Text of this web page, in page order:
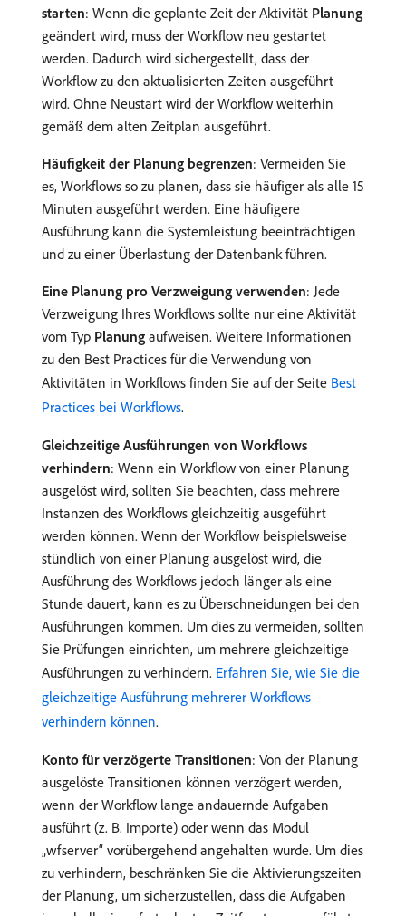
starten: Wenn die geplante Zeit der Aktivität Planung
geändert wird, muss der Workflow neu gestartet
werden. Dadurch wird sichergestellt, dass der
Workflow zu den aktualisierten Zeiten ausgeführt
wird. Ohne Neustart wird der Workflow weiterhin
gemäß dem alten Zeitplan ausgeführt.
Häufigkeit der Planung begrenzen: Vermeiden Sie
es, Workflows so zu planen, dass sie häufiger als alle 15
Minuten ausgeführt werden. Eine häufigere
Ausführung kann die Systemleistung beeinträchtigen
und zu einer Überlastung der Datenbank führen.
Eine Planung pro Verzweigung verwenden: Jede
Verzweigung Ihres Workflows sollte nur eine Aktivität
vom Typ Planung aufweisen. Weitere Informationen
zu den Best Practices für die Verwendung von
Aktivitäten in Workflows finden Sie auf der Seite Best
Practices bei Workflows.
Gleichzeitige Ausführungen von Workflows
verhindern: Wenn ein Workflow von einer Planung
ausgelöst wird, sollten Sie beachten, dass mehrere
Instanzen des Workflows gleichzeitig ausgeführt
werden können. Wenn der Workflow beispielsweise
stündlich von einer Planung ausgelöst wird, die
Ausführung des Workflows jedoch länger als eine
Stunde dauert, kann es zu Überschneidungen bei den
Ausführungen kommen. Um dies zu vermeiden, sollten
Sie Prüfungen einrichten, um mehrere gleichzeitige
Ausführungen zu verhindern. Erfahren Sie, wie Sie die
gleichzeitige Ausführung mehrerer Workflows
verhindern können.
Konto für verzögerte Transitionen: Von der Planung
ausgelöste Transitionen können verzögert werden,
wenn der Workflow lange andauernde Aufgaben
ausführt (z. B. Importe) oder wenn das Modul
„wfserver“ vorübergehend angehalten wurde. Um dies
zu verhindern, beschränken Sie die Aktivierungszeiten
der Planung, um sicherzustellen, dass die Aufgaben